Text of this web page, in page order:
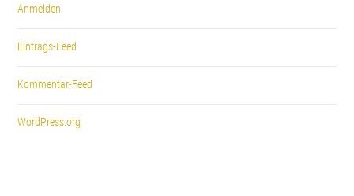
Anmelden
Eintrags-Feed
Kommentar-Feed
WordPress.org